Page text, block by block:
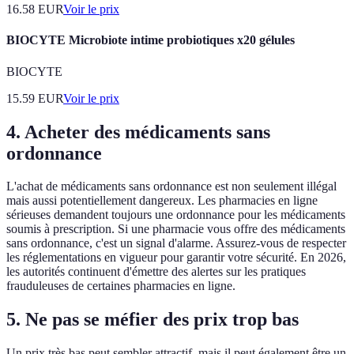
16.58 EURVoir le prix
BIOCYTE Microbiote intime probiotiques x20 gélules
BIOCYTE
15.59 EURVoir le prix
4. Acheter des médicaments sans
ordonnance
L'achat de médicaments sans ordonnance est non seulement illégal
mais aussi potentiellement dangereux. Les pharmacies en ligne
sérieuses demandent toujours une ordonnance pour les médicaments
soumis à prescription. Si une pharmacie vous offre des médicaments
sans ordonnance, c'est un signal d'alarme. Assurez-vous de respecter
les réglementations en vigueur pour garantir votre sécurité. En 2026,
les autorités continuent d'émettre des alertes sur les pratiques
frauduleuses de certaines pharmacies en ligne.
5. Ne pas se méfier des prix trop bas